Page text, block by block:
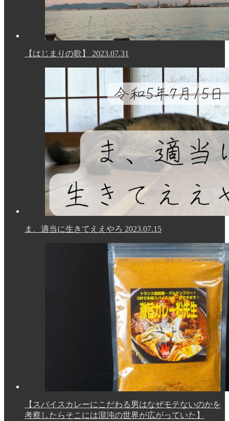
【はじまりの歌】 2023.07.31
ま、適当に生きてええやろ 2023.07.15
【スパイスカレーにこだわる男はなぜモテないのかを
考察したらそこには混沌の世界が広がっていた】